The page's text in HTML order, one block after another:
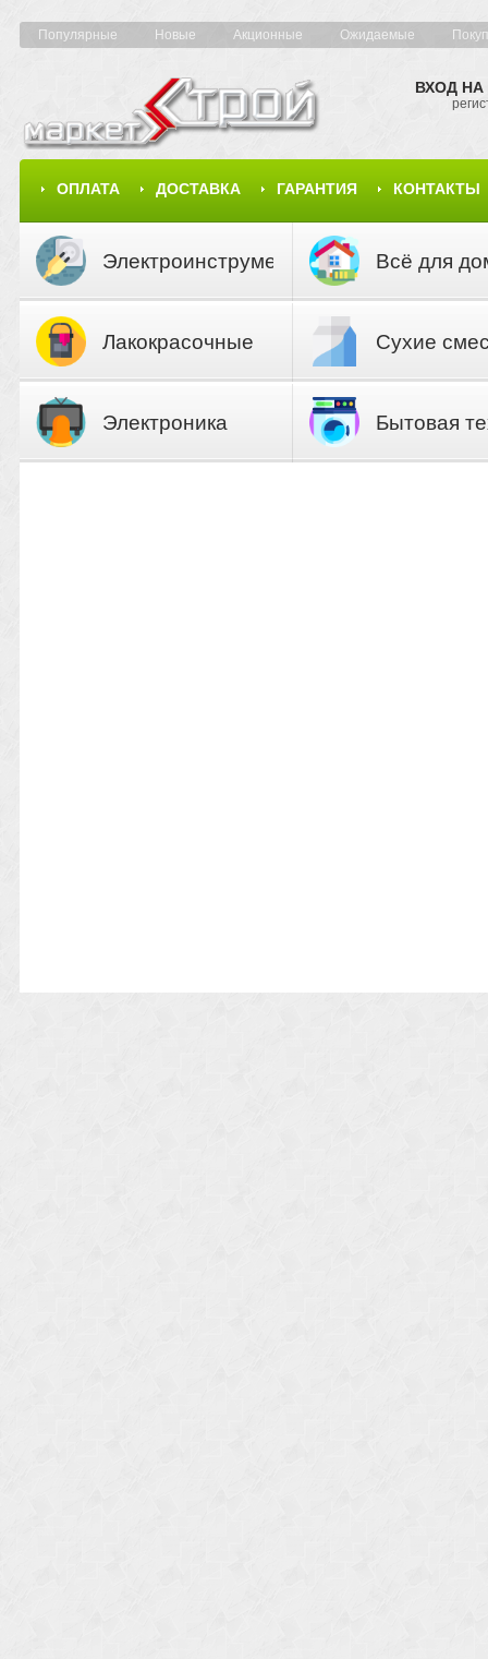
Популярные Новые Акционные Ожидаемые
ОПЛАТА ДОСТАВКА ГАРАНТИЯ КОНТАКТЫ
КАРТА САЙТА
ВХОД НА
Электроинструмент Всё для
Лакокрасочные
Сухие
Электроника Бытовая